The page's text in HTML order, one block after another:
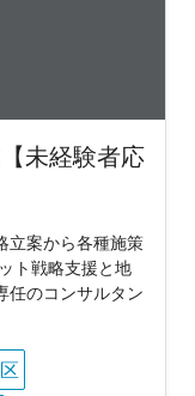
未経験者応
立案から各種施策
ト戦略支援と地
任のコンサルタン